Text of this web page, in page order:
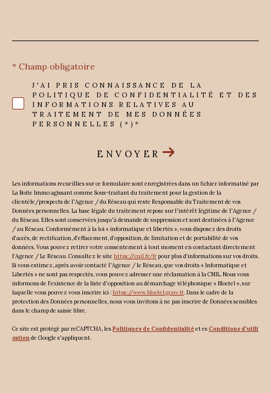
J'AI PRIS CONNAISSANCE DE LA
POLITIQUE DE CONFIDENTIALITÉ ET DES
INFORMATIONS RELATIVES AU
TRAITEMENT DE MES DONNÉES
PERSONNELLES (*)*
* Champ obligatoire
ENVOYER
Les informations recueillies sur ce formulaire sont enregistrées dans un fichier informatisé par
La Boite Immo agissant comme Sous-traitant du traitement pour la gestion de la
clientèle/prospects de l'Agence / du Réseau qui reste Responsable du Traitement de vos
Données personnelles. La base légale du traitement repose sur l'intérêt légitime de l'Agence /
du Réseau. Elles sont conservées jusqu'à demande de suppression et sont destinées à l'Agence
/ au Réseau. Conformément à la loi « informatique et libertés », vous disposez des droits
d’accès, de rectification, d’effacement, d’opposition, de limitation et de portabilité de vos
données. Vous pouvez retirer votre consentement à tout moment en contactant directement
l’Agence / Le Réseau. Consultez le site https://cnil.fr/frpour plus d’informations sur vos droits.
Si vous estimez, après avoir contacté l'Agence / le Réseau, que vos droits « Informatique et
Libertés » ne sont pas respectés, vous pouvez adresser une réclamation à la CNIL. Nous vous
informons de l’existence de la liste d'opposition au démarchage téléphonique « Bloctel », sur
laquelle vous pouvez vous inscrire ici :https://www.bloctel.gouv.fr . Dans le cadre de la
protection des Données personnelles, nous vous invitons à ne pas inscrire de Données sensibles
dans le champ de saisie libre.
Ce site est protégé par reCAPTCHA, lesPolitiques de Confidentialitéet esConditions d'utili
sation de Google s'appliquent.